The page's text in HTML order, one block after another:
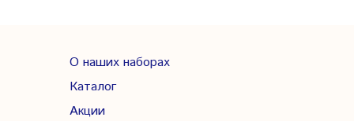
О наших наборах
Каталог
Акции